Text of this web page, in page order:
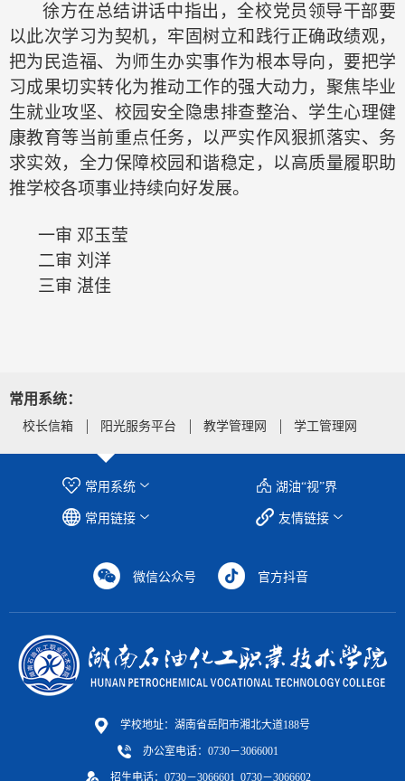
徐方在总结讲话中指出，全校党员领导干部要
以此次学习为契机，牢固树立和践行正确政绩观，
把为民造福、为师生办实事作为根本导向，要把学
习成果切实转化为推动工作的强大动力，聚焦毕业
生就业攻坚、校园安全隐患排查整治、学生心理健
康教育等当前重点任务，以严实作风狠抓落实、务
求实效，全力保障校园和谐稳定，以高质量履职助
推学校各项事业持续向好发展。
一审 邓玉莹
二审 刘洋
三审 湛佳
常用系统：
校长信箱 阳光服务平台 教学管理网 学工管理网
湖油“视”界
常用系统
友情链接
常用链接
微信公众号 官方抖音
学校地址：湖南省岳阳市湘北大道188号
办公室电话：0730－3066001
招生电话：0730－3066601 0730－3066602